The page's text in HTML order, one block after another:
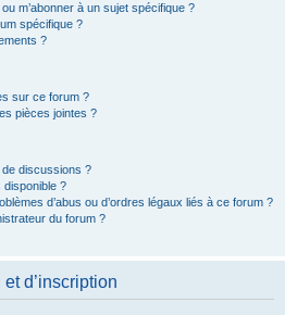
m’abonner à un sujet spécifique ?
spécifique ?
?
sur ce forum ?
pièces jointes ?
discussions ?
disponible ?
d’abus ou d’ordres légaux liés à ce forum ?
du forum ?
d’inscription